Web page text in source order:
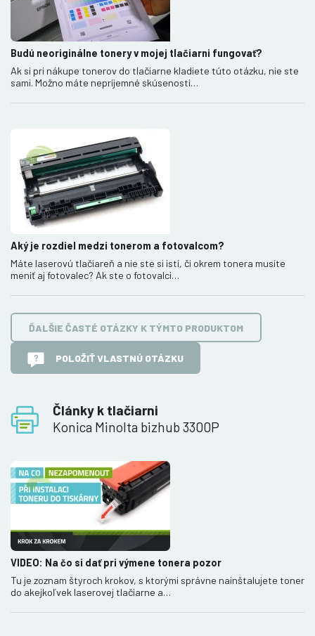
Články k tlačiarni
Konica Minolta bizhub 3300P
Budú neoriginálne tonery v mojej tlačiarni fungovať?
Ak si pri nákupe tonerov do tlačiarne kladiete túto otázku, nie ste
sami. Možno máte nepríjemné skúsenosti…
Aký je rozdiel medzi tonerom a fotovalcom?
Máte laserovú tlačiareň a nie ste si istí, či okrem tonera musíte
meniť aj fotovalec? Ak ste o fotovalci…
ĎALŠIE ČASTÉ OTÁZKY K TÝMTO PRODUKTOM
POLOŽIŤ VLASTNÚ OTÁZKU
VIDEO: Na čo si dať pri výmene tonera pozor
Tu je zoznam štyroch krokov, s ktorými správne nainštalujete toner
do akejkoľvek laserovej tlačiarne a…